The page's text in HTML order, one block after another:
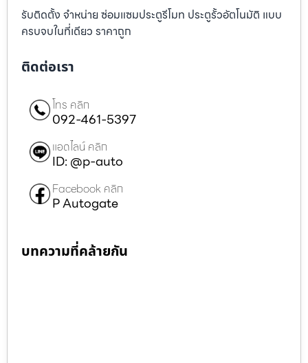
รับติดตั้ง จำหน่าย ซ่อมแซมประตูรีโมท ประตูรั้วอัตโนมัติ แบบ
ครบจบในที่เดียว ราคาถูก
ติดต่อเรา
โทร คลิก
092-461-5397
แอดไลน์ คลิก
ID: @p-auto
Facebook คลิก
P Autogate
บทความที่คล้ายกัน